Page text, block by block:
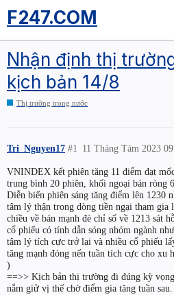
F247.COM
Nhận định thị
kịch bản 14/8
Thị trường trong nước
Tri_Nguyen17 11 Tháng Tám 2023
#1
VNINDEX kết phiên tăng 11 điểm đạt
trung bình 20 phiên, khối ngoại bán ròng
Diễn biến phiên sáng tăng điểm lên 1230
tâm lý thận trọng dòng tiền ngại tham gia
chiều về bán mạnh đè chỉ số về 1213 sát
cổ phiếu có tính dẫn sóng nhóm ngành
tâm lý tích cực trở lại và nhiều cổ phiếu
tăng mạnh đóng nến tuần tích cực cho xu
)
==>> Kịch bản thị trường đi đúng kỳ
nắm giử vị thế chờ điểm gia tăng tuần sau.